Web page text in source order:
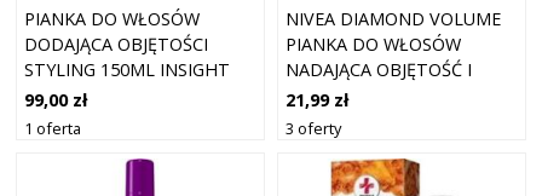
PIANKA DO WŁOSÓW
DODAJĄCA OBJĘTOŚCI
STYLING 150ML INSIGHT
99,00 zł
1 oferta
NIVEA DIAMOND VOLUME
PIANKA DO WŁOSÓW
NADAJĄCA OBJĘTOŚĆ I
BLASK 150 ML
21,99 zł
3 oferty